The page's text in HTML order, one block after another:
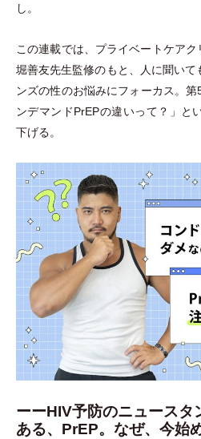
し。
この連載では、プライベートケア
堀善友先生監修のもと、人に聞いて
ンズの性のお悩みにフォーカス。第
ンデマンドPrEPの違いって？ 」
と
下げる。
ーーHIV予防のニュースタ
ある、PrEP。なぜ、今始